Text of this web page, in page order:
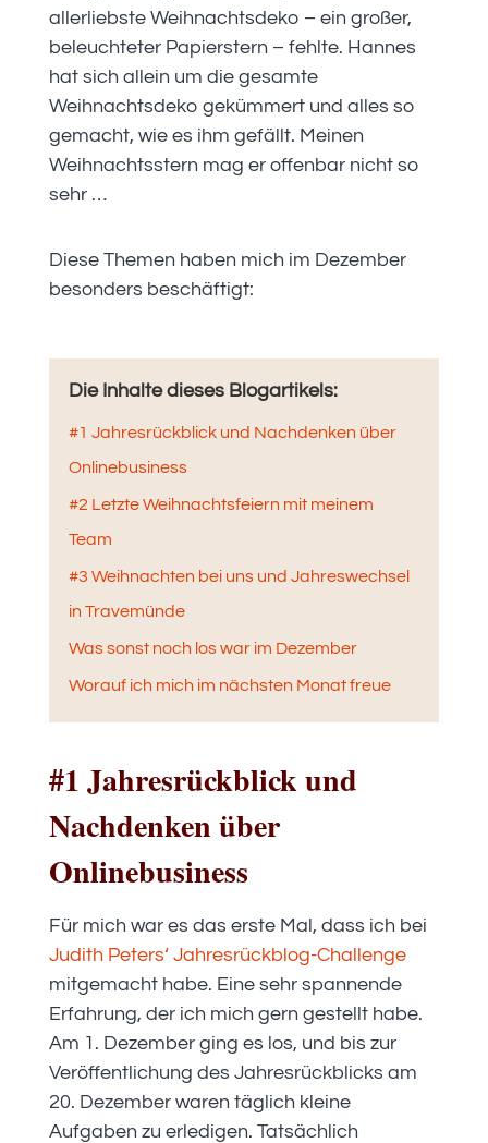
allerliebste Weihnachtsdeko – ein großer,
beleuchteter Papierstern – fehlte. Hannes
hat sich allein um die gesamte
Weihnachtsdeko gekümmert und alles so
gemacht, wie es ihm gefällt. Meinen
Weihnachtsstern mag er offenbar nicht so
sehr …
Diese Themen haben mich im Dezember
besonders beschäftigt:
Die Inhalte dieses Blogartikels:
#1 Jahresrückblick und Nachdenken über
Onlinebusiness
#2 Letzte Weihnachtsfeiern mit meinem
Team
#3 Weihnachten bei uns und Jahreswechsel
in Travemünde
Was sonst noch los war im Dezember
Worauf ich mich im nächsten Monat freue
#1 Jahresrückblick und
Nachdenken über
Onlinebusiness
Für mich war es das erste Mal, dass ich bei
Judith Peters‘ Jahresrückblog-Challenge
mitgemacht habe. Eine sehr spannende
Erfahrung, der ich mich gern gestellt habe.
Am 1. Dezember ging es los, und bis zur
Veröffentlichung des Jahresrückblicks am
20. Dezember waren täglich kleine
Aufgaben zu erledigen. Tatsächlich